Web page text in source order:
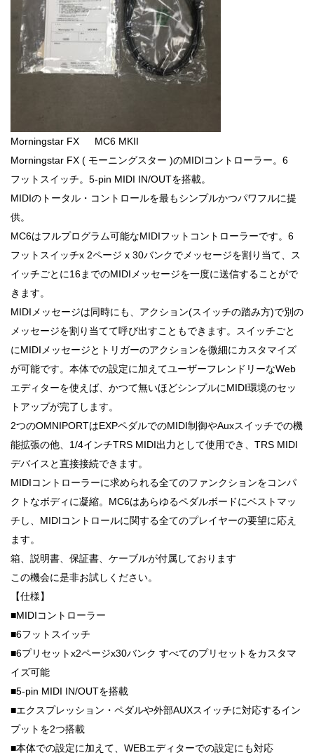
Morningstar FX MC6 MKII
Morningstar FX ( モーニングスター )のMIDIコントローラー。6
フットスイッチ。5-pin MIDI IN/OUTを搭載。
MIDIのトータル・コントロールを最もシンプルかつパワフルに提
供。
MC6はフルプログラム可能なMIDIフットコントローラーです。6
フットスイッチx 2ページ x 30バンクでメッセージを割り当て、ス
イッチごとに16までのMIDIメッセージを一度に送信することがで
きます。
MIDIメッセージは同時にも、アクション(スイッチの踏み方)で別の
メッセージを割り当てて呼び出すこともできます。スイッチごと
にMIDIメッセージとトリガーのアクションを微細にカスタマイズ
が可能です。本体での設定に加えてユーザーフレンドリーなWeb
エディターを使えば、かつて無いほどシンプルにMIDI環境のセッ
トアップが完了します。
2つのOMNIPORTはEXPペダルでのMIDI制御やAuxスイッチでの機
能拡張の他、1/4インチTRS MIDI出力として使用でき、TRS MIDI
デバイスと直接接続できます。
MIDIコントローラーに求められる全てのファンクションをコンパ
クトなボディに凝縮。MC6はあらゆるペダルボードにベストマッ
チし、MIDIコントロールに関する全てのプレイヤーの要望に応え
ます。
箱、説明書、保証書、ケーブルが付属しております
この機会に是非お試しください。
【仕様】
■MIDIコントローラー
■6フットスイッチ
■6プリセットx2ページx30バンク すべてのプリセットをカスタマ
イズ可能
■5-pin MIDI IN/OUTを搭載
■エクスプレッション・ペダルや外部AUXスイッチに対応するイン
プットを2つ搭載
■本体での設定に加えて、WEBエディターでの設定にも対応